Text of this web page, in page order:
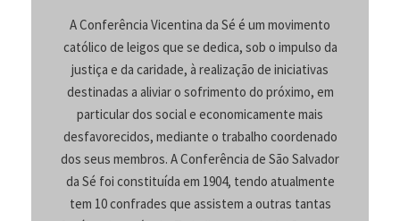
A Conferência Vicentina da Sé é um movimento
católico de leigos que se dedica, sob o impulso da
justiça e da caridade, à realização de iniciativas
destinadas a aliviar o sofrimento do próximo, em
particular dos social e economicamente mais
desfavorecidos, mediante o trabalho coordenado
dos seus membros. A Conferência de São Salvador
da Sé foi constituída em 1904, tendo atualmente
tem 10 confrades que assistem a outras tantas